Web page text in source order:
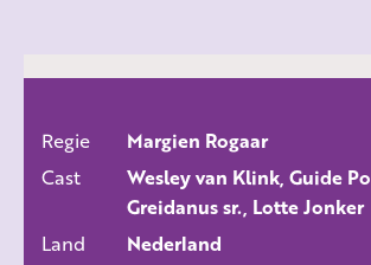
ALLE FILMS
Regie
Margien Rogaar
Cast
Wesley van Klink, Guide
Greidanus sr., Lotte Jonker
Land
Nederland